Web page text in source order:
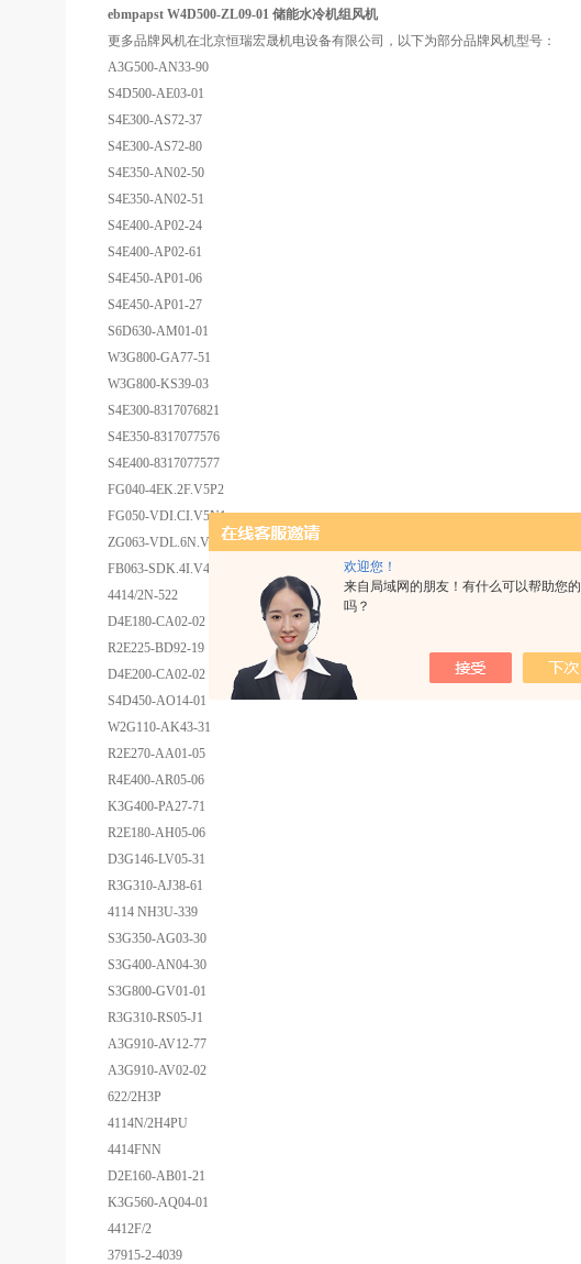
欢迎您！
来自局域网的朋友！有什么可以帮助您的
吗？
ebmpapst W4D500-ZL09-01 储能水冷机组风机
更多品牌风机在北京恒瑞宏晟机电设备有限公司，以下为部分品牌风机型号：
A3G500-AN33-90
S4D500-AE03-01
S4E300-AS72-37
S4E300-AS72-80
S4E350-AN02-50
S4E350-AN02-51
S4E400-AP02-24
S4E400-AP02-61
S4E450-AP01-06
S4E450-AP01-27
S6D630-AM01-01
W3G800-GA77-51
W3G800-KS39-03
S4E300-8317076821
S4E350-8317077576
S4E400-8317077577
FG040-4EK.2F.V5P2
FG050-VDI.CI.V5N1
ZG063-VDL.6N.V5S1
FB063-SDK.4I.V4S
4414/2N-522
D4E180-CA02-02
R2E225-BD92-19
D4E200-CA02-02
S4D450-AO14-01
W2G110-AK43-31
R2E270-AA01-05
R4E400-AR05-06
K3G400-PA27-71
R2E180-AH05-06
D3G146-LV05-31
R3G310-AJ38-61
4114 NH3U-339
S3G350-AG03-30
S3G400-AN04-30
S3G800-GV01-01
R3G310-RS05-J1
A3G910-AV12-77
A3G910-AV02-02
622/2H3P
4114N/2H4PU
4414FNN
D2E160-AB01-21
K3G560-AQ04-01
4412F/2
37915-2-4039